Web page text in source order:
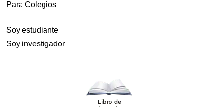
Para Colegios
Soy estudiante
Soy investigador